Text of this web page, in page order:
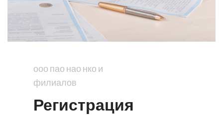
ооо пао нао нко и
филиалов
Регистрация